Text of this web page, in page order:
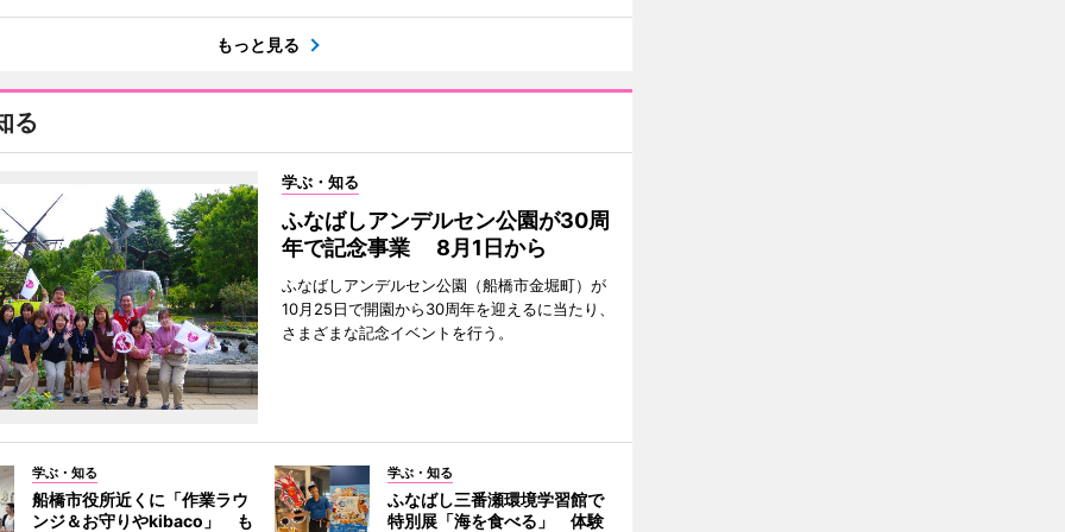
もっと見る
る
学ぶ・知る
ふなばしアンデルセン公園が30周
年で記念事業 8月1日から
ふなばしアンデルセン公園（船橋市金堀町）が
10月25日で開園から30周年を迎えるに当たり、
さまざまな記念イベントを行う。
学ぶ・知る
船橋市役所近くに「作業ラウ
ンジ＆お守りやkibaco」 も
学ぶ・知る
ふなばし三番瀬環境学習館で
特別展「海を食べる」 体験